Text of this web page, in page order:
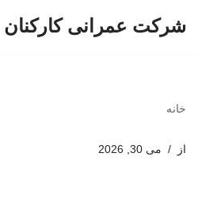
شرکت عمرانی کارکنان
خانه
از می 30, 2026